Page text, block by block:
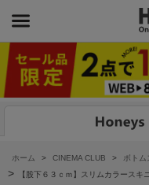
ホーム > CINEMA CLUB > ボトム
> 【股下６３ｃｍ】スリムカラース